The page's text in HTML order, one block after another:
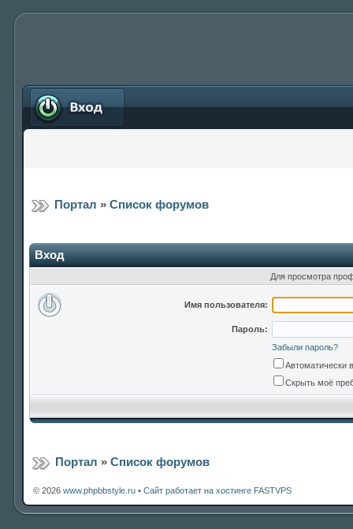
Вход
Портал » Список форумов
Вход
Для просмотра
Имя пользователя:
Пароль:
Забыли пароль?
Автоматически
Скрыть моё
Портал »Список форумов
© 2026 www.phpbbstyle.ru • Сайт работает на хостинге FASTVPS